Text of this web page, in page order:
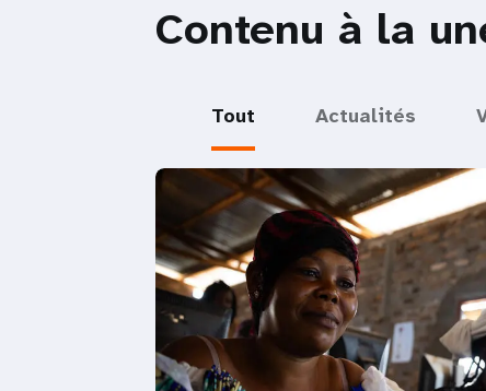
Contenu à la
Tout Actualités